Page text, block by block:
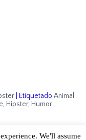
|Etiquetado Animal
, Hipster, Humor
We'll assume